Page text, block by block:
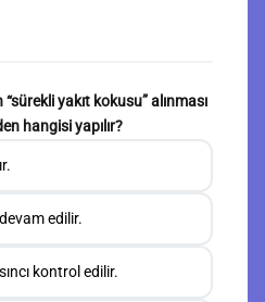
yakıt kokusu” alınması
hangisi yapılır?
edilir.
kontrol edilir.